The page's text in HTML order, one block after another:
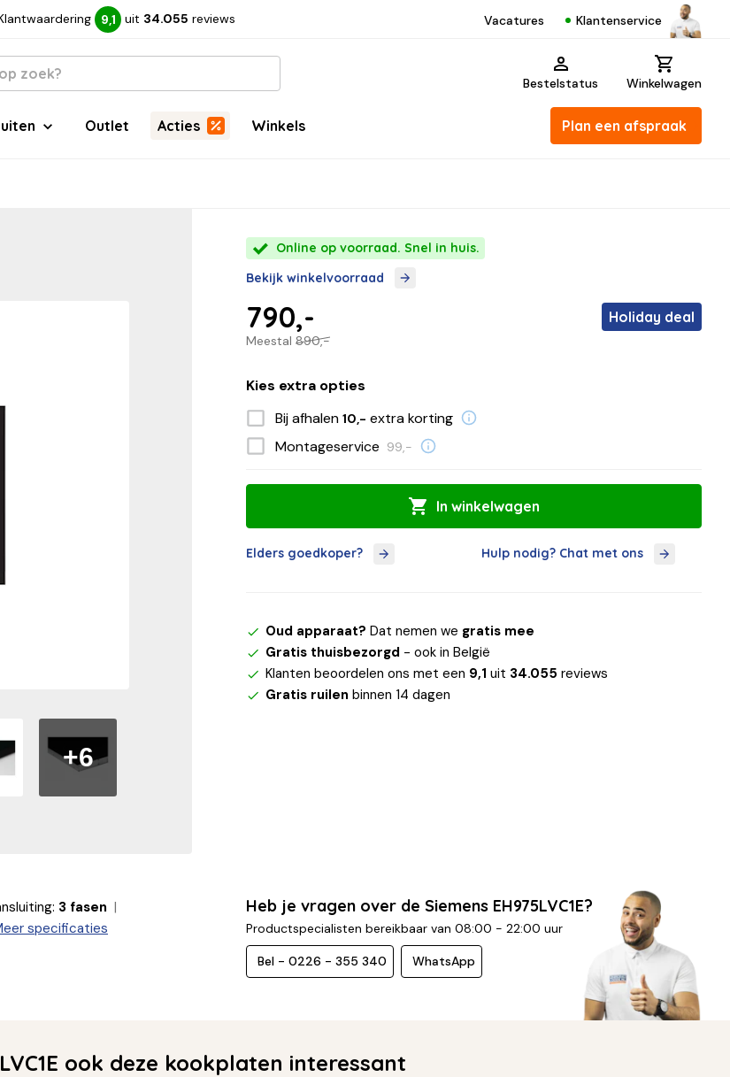
9,1 uit 34.055 reviews Vacatures Klantenservice
Bestelstatus Winkelwagen
Outlet Acties Winkels Plan een afspraak
+6
Online op voorraad. Snel in huis.
Bekijk winkelvoorraad
Meestal890,-
790,- Holiday deal
Kies extra opties
Bij afhalen10,- extra korting
Montageservice 99,-
In winkelwagen
Elders goedkoper? Hulp nodig? Chat met ons
Oud apparaat? Dat nemen we gratis mee
Gratis thuisbezorgd - ook in België
Klanten beoordelen ons met een 9,1 uit 34.055 reviews
Gratis ruilen binnen 14 dagen
3 fasen
specificaties
Heb je vragen over de Siemens EH975LVC1E?
Productspecialisten bereikbaar van 08:00 - 22:00 uur
Bel - 0226 - 355 340 WhatsApp
ook deze kookplaten interessant